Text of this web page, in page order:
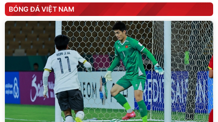
BÓNG ĐÁ VIỆT NAM